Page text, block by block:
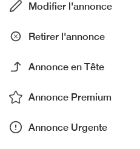
Modifier l'annonce
Retirer l'annonce
Annonce en Tête
Annonce Premium
Annonce Urgente